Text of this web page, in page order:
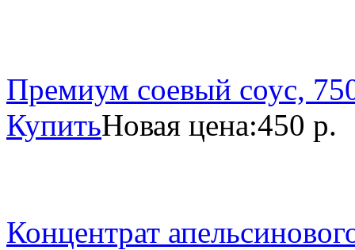
Премиум соевый соус,
КупитьНовая цена:450 р.
Концентрат